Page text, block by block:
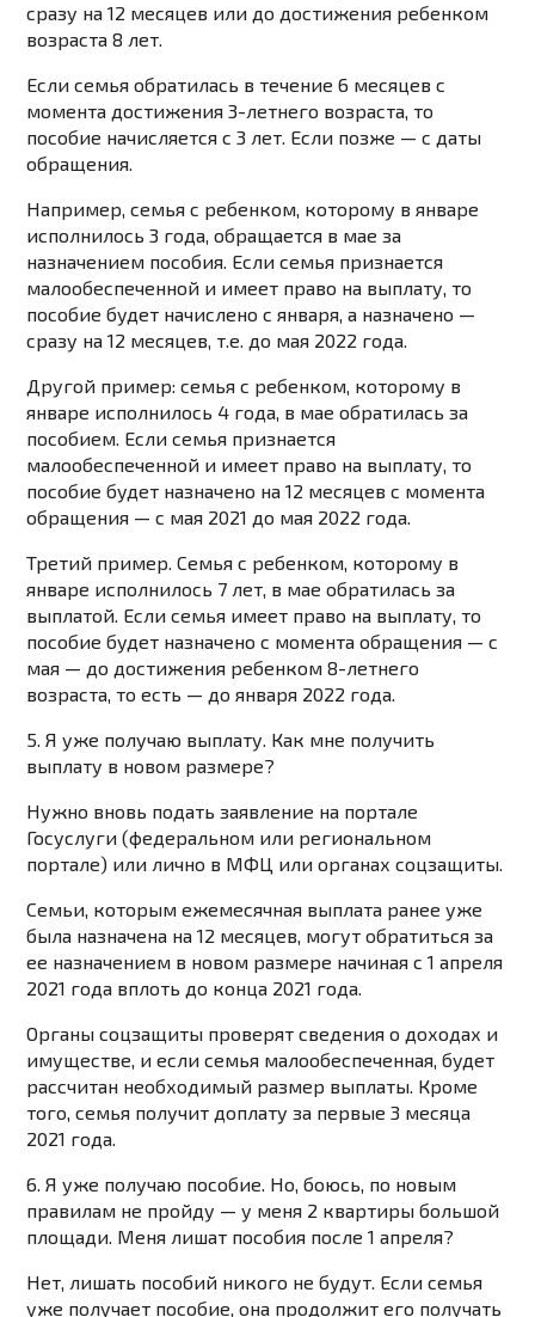
сразу на 12 месяцев или до достижения ребенком
возраста 8 лет.
Если семья обратилась в течение 6 месяцев с
момента достижения 3-летнего возраста, то
пособие начисляется с 3 лет. Если позже — с даты
обращения.
Например, семья с ребенком, которому в январе
исполнилось 3 года, обращается в мае за
назначением пособия. Если семья признается
малообеспеченной и имеет право на выплату, то
пособие будет начислено с января, а назначено —
сразу на 12 месяцев, т.е. до мая 2022 года.
Другой пример: семья с ребенком, которому в
январе исполнилось 4 года, в мае обратилась за
пособием. Если семья признается
малообеспеченной и имеет право на выплату, то
пособие будет назначено на 12 месяцев с момента
обращения — с мая 2021 до мая 2022 года.
Третий пример. Семья с ребенком, которому в
январе исполнилось 7 лет, в мае обратилась за
выплатой. Если семья имеет право на выплату, то
пособие будет назначено с момента обращения — с
мая — до достижения ребенком 8-летнего
возраста, то есть — до января 2022 года.
5. Я уже получаю выплату. Как мне получить
выплату в новом размере?
Нужно вновь подать заявление на портале
Госуслуги (федеральном или региональном
портале) или лично в МФЦ или органах соцзащиты.
Семьи, которым ежемесячная выплата ранее уже
была назначена на 12 месяцев, могут обратиться за
ее назначением в новом размере начиная с 1 апреля
2021 года вплоть до конца 2021 года.
Органы соцзащиты проверят сведения о доходах и
имуществе, и если семья малообеспеченная, будет
рассчитан необходимый размер выплаты. Кроме
того, семья получит доплату за первые 3 месяца
2021 года.
6. Я уже получаю пособие. Но, боюсь, по новым
правилам не пройду — у меня 2 квартиры большой
площади. Меня лишат пособия после 1 апреля?
Нет, лишать пособий никого не будут. Если семья
уже получает пособие, она продолжит его получать